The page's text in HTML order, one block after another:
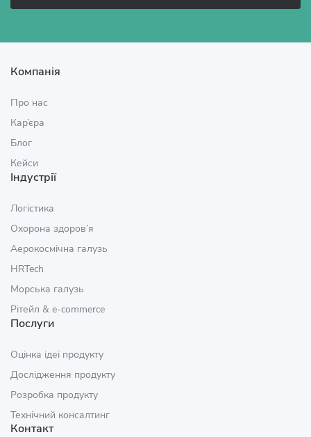
Компанія
Про нас
Кар’єра
Блог
Кейси
Індустрії
Логістика
Охорона здоров’я
Аерокосмічна галузь
HRTech
Морська галузь
Рітейл & e‑commerce
Послуги
Оцінка ідеї продукту
Дослідження продукту
Розробка продукту
Технічний консалтинг
Контакт